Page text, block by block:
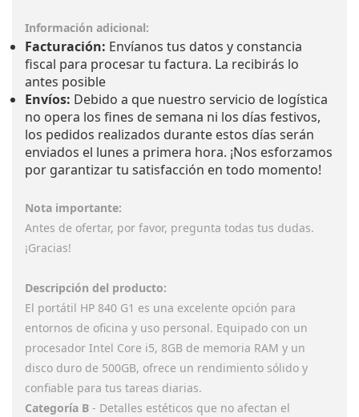
Información adicional:
Facturación: Envíanos tus datos y constancia
fiscal para procesar tu factura. La recibirás lo
antes posible
Envíos: Debido a que nuestro servicio de logística
no opera los fines de semana ni los días festivos,
los pedidos realizados durante estos días serán
enviados el lunes a primera hora. ¡Nos esforzamos
por garantizar tu satisfacción en todo momento!
Nota importante:
Antes de ofertar, por favor, pregunta todas tus dudas.
¡Gracias!
Descripción del producto:
El portátil HP 840 G1 es una excelente opción para
entornos de oficina y uso personal. Equipado con un
procesador Intel Core i5, 8GB de memoria RAM y un
disco duro de 500GB, ofrece un rendimiento sólido y
confiable para tus tareas diarias.
Categoría B - Detalles estéticos que no afectan el